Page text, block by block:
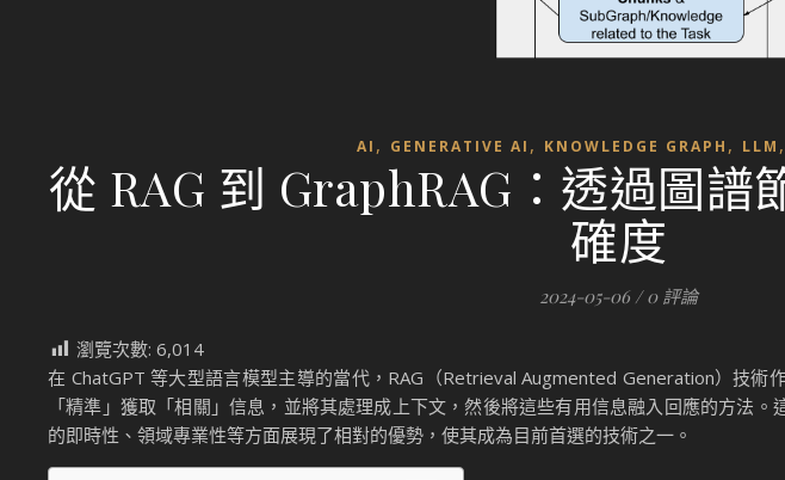
AI , GENERATIVE AI , KNOWLEDGE GRAPH , LLM ,
從 RAG 到 GraphRAG：透過圖譜
確度
2024-05-06 / 0 評論
瀏覽次數: 6,014
在 ChatGPT 等大型語言模型主導的當代，RAG（Retrieval Augmented Generation）技術
「精準」獲取「相關」信息，並將其處理成上下文，然後將這些有用信息融入回應的方法
的即時性、領域專業性等方面展現了相對的優勢，使其成為目前首選的技術之一。